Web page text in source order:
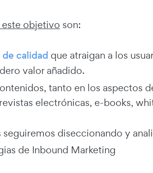
este objetivo son:
calidad que atraigan a los
valor añadido.
tanto en los aspectos
electrónicas, e-books,
diseccionando y
de Inbound Marketing